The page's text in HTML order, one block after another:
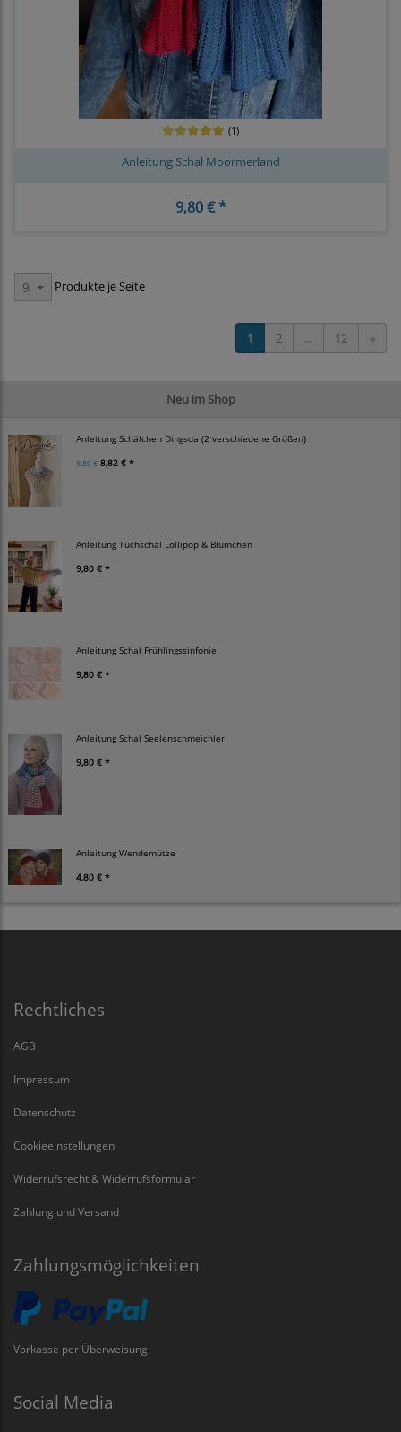
Neu im Shop
Anleitung Schälchen Dingsda (2 verschiedene Größen)
9,80 € 8,82 € *
Anleitung Tuchschal Lollipop & Blümchen
9,80 € *
Anleitung Schal Frühlingssinfonie
9,80 € *
Anleitung Schal Seelenschmeichler
9,80 € *
Anleitung Wendemütze
4,80 € *
(1)
Anleitung Schal Moormerland
9,80 € *
9 Produkte je Seite
1 2 ... 12 »
Rechtliches
AGB
Impressum
Datenschutz
Cookieeinstellungen
Widerrufsrecht & Widerrufsformular
Zahlung und Versand
Zahlungsmöglichkeiten
Vorkasse per Überweisung
Social Media